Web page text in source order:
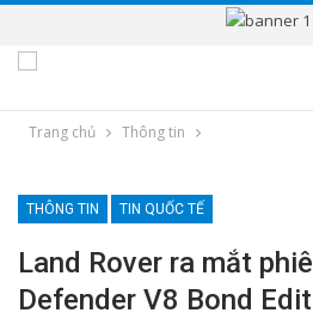
Trang chủ Thông tin
THÔNG TIN TIN QUỐC TẾ
Land Rover ra mắt
Defender V8 Bond